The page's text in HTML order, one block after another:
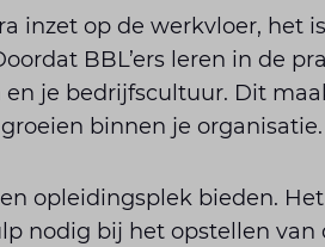
inzet op de werkvloer, het
BBL’ers leren in de
je bedrijfscultuur. Dit
binnen je organisatie.
opleidingsplek bieden.
nodig bij het opstellen van